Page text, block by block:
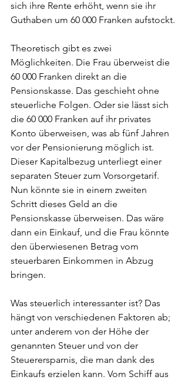
sich ihre Rente erhöht, wenn sie ihr
Guthaben um 60 000 Franken aufstockt.
Theoretisch gibt es zwei
Möglichkeiten. Die Frau überweist die
60 000 Franken direkt an die
Pensionskasse. Das geschieht ohne
steuerliche Folgen. Oder sie lässt sich
die 60 000 Franken auf ihr privates
Konto überweisen, was ab fünf Jahren
vor der Pensionierung möglich ist.
Dieser Kapitalbezug unterliegt einer
separaten Steuer zum Vorsorgetarif.
Nun könnte sie in einem zweiten
Schritt dieses Geld an die
Pensionskasse überweisen. Das wäre
dann ein Einkauf, und die Frau könnte
den überwiesenen Betrag vom
steuerbaren Einkommen in Abzug
bringen.
Was steuerlich interessanter ist? Das
hängt von verschiedenen Faktoren ab;
unter anderem von der Höhe der
genannten Steuer und von der
Steuerersparnis, die man dank des
Einkaufs erzielen kann. Vom Schiff aus